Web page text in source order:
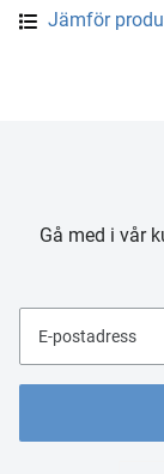
Jämför
Gå med i vår
E-postadress